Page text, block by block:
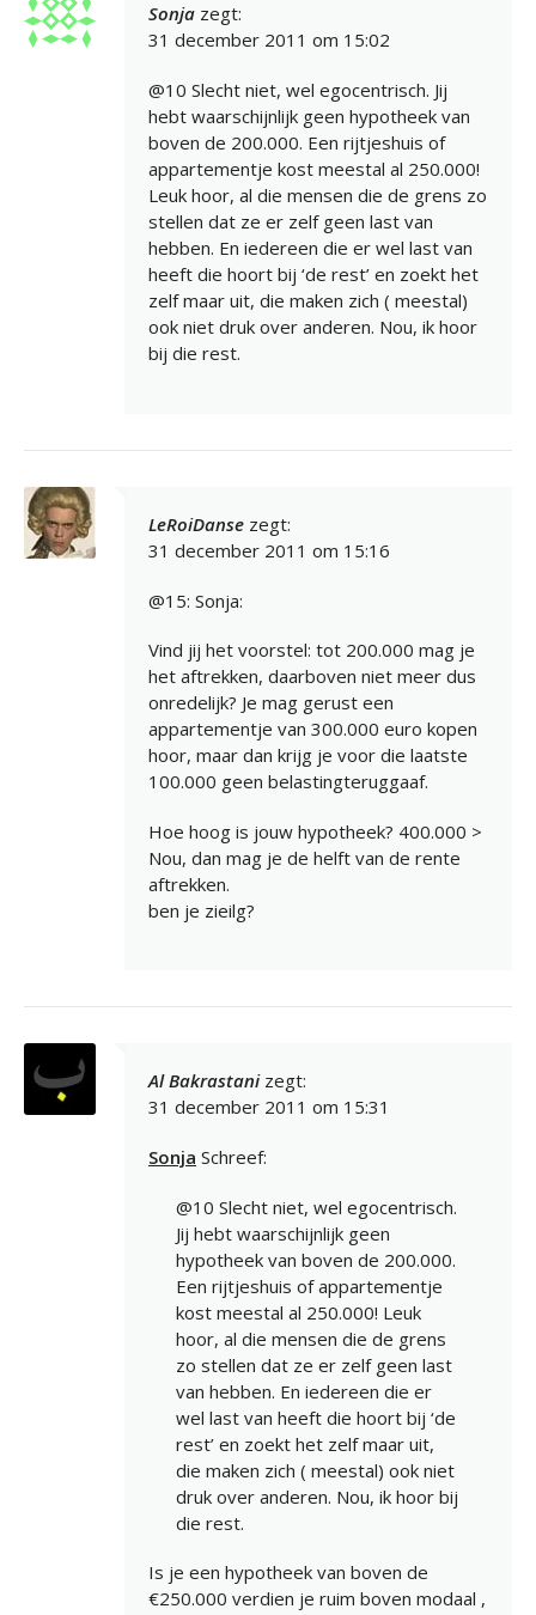
Sonja zegt:
31 december 2011 om 15:02
@10 Slecht niet, wel egocentrisch. Jij
hebt waarschijnlijk geen hypotheek van
boven de 200.000. Een rijtjeshuis of
appartementje kost meestal al 250.000!
Leuk hoor, al die mensen die de grens zo
stellen dat ze er zelf geen last van
hebben. En iedereen die er wel last van
heeft die hoort bij ‘de rest’ en zoekt het
zelf maar uit, die maken zich ( meestal)
ook niet druk over anderen. Nou, ik hoor
bij die rest.
LeRoiDanse zegt:
31 december 2011 om 15:16
@15: Sonja:
Vind jij het voorstel: tot 200.000 mag je
het aftrekken, daarboven niet meer dus
onredelijk? Je mag gerust een
appartementje van 300.000 euro kopen
hoor, maar dan krijg je voor die laatste
100.000 geen belastingteruggaaf.
Hoe hoog is jouw hypotheek? 400.000 >
Nou, dan mag je de helft van de rente
aftrekken.
ben je zieilg?
Al Bakrastani zegt:
31 december 2011 om 15:31
Sonja Schreef:
@10 Slecht niet, wel egocentrisch.
Jij hebt waarschijnlijk geen
hypotheek van boven de 200.000.
Een rijtjeshuis of appartementje
kost meestal al 250.000! Leuk
hoor, al die mensen die de grens
zo stellen dat ze er zelf geen last
van hebben. En iedereen die er
wel last van heeft die hoort bij ‘de
rest’ en zoekt het zelf maar uit,
die maken zich ( meestal) ook niet
druk over anderen. Nou, ik hoor bij
die rest.
Is je een hypotheek van boven de
€250.000 verdien je ruim boven modaal ,